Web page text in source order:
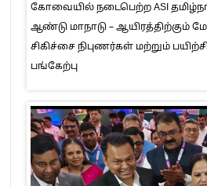
கோவையில் நடைபெற்ற ASI
ஆண்டு மாநாடு – ஆயிரத்திற்கும்
சிகிச்சை நிபுணர்கள் மற்றும்
பங்கேற்பு